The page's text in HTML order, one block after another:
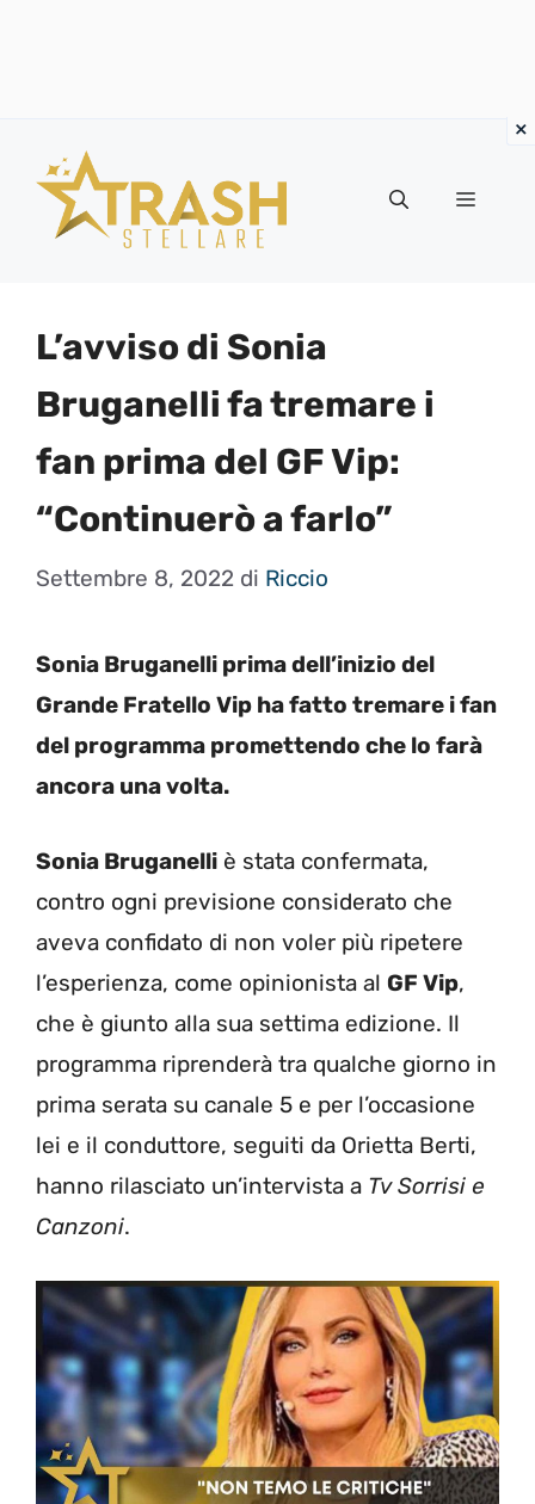
contenuto
Menu
L’avviso di Sonia
Bruganelli fa tremare i
fan prima del GF Vip:
“Continuerò a farlo”
Settembre 8, 2022 di Riccio
Sonia Bruganelli prima dell’inizio del
Grande Fratello Vip ha fatto tremare i fan
del programma promettendo che lo farà
ancora una volta.
Sonia Bruganelli è stata confermata,
contro ogni previsione considerato che
aveva confidato di non voler più ripetere
l’esperienza, come opinionista al GF Vip,
che è giunto alla sua settima edizione. Il
programma riprenderà tra qualche giorno in
prima serata su canale 5 e per l’occasione
lei e il conduttore, seguiti da Orietta Berti,
hanno rilasciato un’intervista a Tv Sorrisi e
Canzoni.